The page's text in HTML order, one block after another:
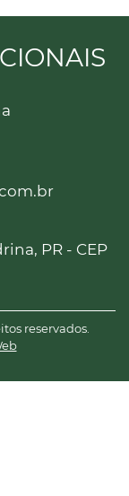
PR - CEP
reservados.